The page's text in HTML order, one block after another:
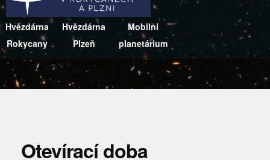
Hvězdárna
Rokycany
Hvězdárna
Plzeň
Mobilní
planetárium
Otevírací doba